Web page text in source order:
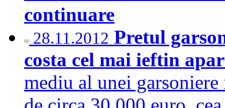
continuare
28.11.2012 Pretul
costa cel mai ieftin
mediu al unei